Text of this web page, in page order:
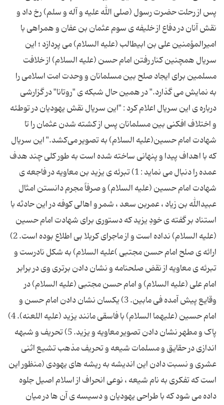
پس از رحلت حضرت رسول (صلی ‌الله علیه و آله و سلم) رخ داد و
نقش آنان در دفاع از خلیفه ی سوم عثمان ‌بن عفان و همراهی با
امیرالمؤمنین علی ‌بن ابیطالب (علیه ‌السلام) می ‌پردازد ؛ این
سریال همچنین كنار رفتن امام حسن (علیه ‌السلام) از خلافت
مسلمین برای ایجاد صلح بین مسلمانان و وحدت امت اسلامی را
به نمایش می ‌گذارد." در همین حال شبكه ی "روتانا" در گزارشی
درباره ی این سریال اعلام كرد : "این سریال نقش یهودیان در توطئه
و اختلاف ‌افكنی بین مسلمانان پس از كشته شدن عثمان را تا
شهادت امام حسین(علیه‌ السلام) به تصویر می‌كشد." این سریال
که با اهداف پیدا و پنهانی ساخته شده است به طور کلی چند هدف
عمده را دنبال می نماید : 1) تبرئه ی یزید بن معاویه در فاجعه ی
شهادت امام حسین (علیه ‌السلام) و صرفاً مجرم دانستن امثال
عبیدالله بن زیاد ، عمربن سعد ، شمر و اهالی كوفه در این حادثه با
استناد بر گفته ی خودِ یزید كه دستوری برای شهادت امام حسین
(علیه‌ السلام) نداده است و از ماجرای كربلا بی ‌اطلاع بوده است. 2)
ارائه ی صلح امام حسن مجتبی )علیه السلام) به شكل نادرست و
تبرئه ی معاویه از نقض صلحنامه و نشان دادن برتری وی در برابر
امام علی (علیه ‌السلام) و امام حسن مجتبی (علیه ‌السلام) در
وقایع پیش ‌آمده فی مابین. 3) یكسان نشان دادن امام حسن و
امام حسین (علیهما ‌السلام) با فاسقی مانند یزید (علیه‌ اللعنه). 4)
پاک و مطهر نشان دادن تصویر معاویه و یزید. 5) تحریف و شبهه‌
اندازی در حقایق و مسلمات شیعه و تحریف مذهب تشیع اثنی
عشری و نسبت دادن این اندیشه به ریشه‌ های یهودی (منظور این
است كه تفكری به نام شیعه ، نوعی انحراف از اسلام اصیل جلوه
داده می‌ شود كه با طراحی یهودیان و دسیسه ی آن ها در میان